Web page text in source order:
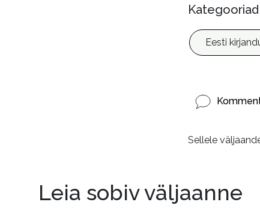
Kategooriad
Eesti
Sellele
Leia sobiv väljaanne